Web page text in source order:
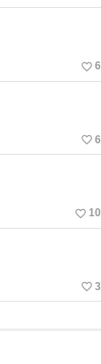
favorite_border 6
favorite_border 6
favorite_border 10
favorite_border 3